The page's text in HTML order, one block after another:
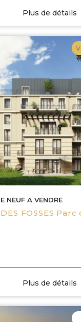
Plus de détails
NEUF A VENDRE
FOSSES Parc
Plus de détails